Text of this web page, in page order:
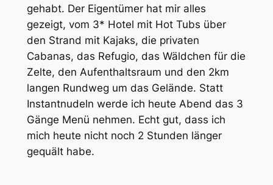
gehabt. Der Eigentümer hat mir alles
gezeigt, vom 3* Hotel mit Hot Tubs über
den Strand mit Kajaks, die privaten
Cabanas, das Refugio, das Wäldchen für die
Zelte, den Aufenthaltsraum und den 2km
langen Rundweg um das Gelände. Statt
Instantnudeln werde ich heute Abend das 3
Gänge Menü nehmen. Echt gut, dass ich
mich heute nicht noch 2 Stunden länger
gequält habe.